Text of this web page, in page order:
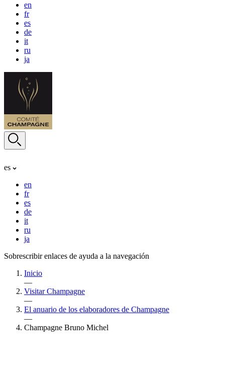
en
fr
es
de
it
ru
ja
es
en
fr
es
de
it
ru
ja
Sobrescribir enlaces de ayuda a la navegación
Inicio
—
Visitar Champagne
—
El anuario de los elaboradores de Champagne
—
Champagne Bruno Michel